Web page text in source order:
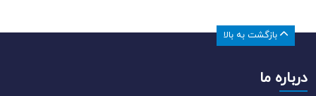
درباره ما
بازگشت به بالا